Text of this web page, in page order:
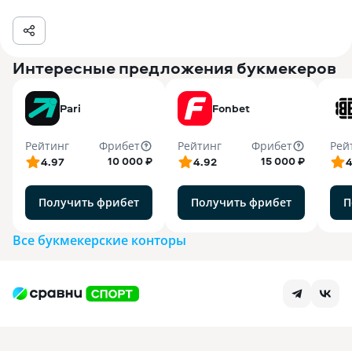
Интересные предложения букмекеров
Pari
Рейтинг
4.97
Фрибет
10 000 ₽
Получить фрибет
Fonbet
Рейтинг
4.92
Фрибет
15 000 ₽
Получить фрибет
Все букмекерские конторы